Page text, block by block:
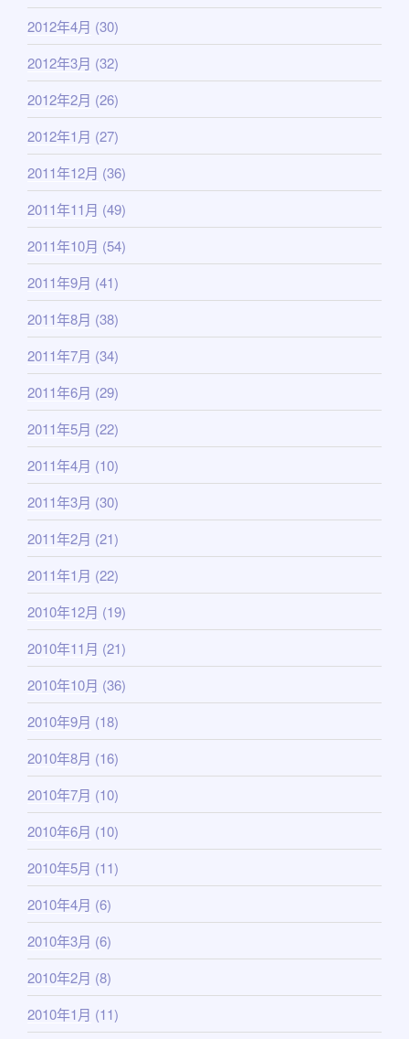
2012年4月 (30)
2012年3月 (32)
2012年2月 (26)
2012年1月 (27)
2011年12月 (36)
2011年11月 (49)
2011年10月 (54)
2011年9月 (41)
2011年8月 (38)
2011年7月 (34)
2011年6月 (29)
2011年5月 (22)
2011年4月 (10)
2011年3月 (30)
2011年2月 (21)
2011年1月 (22)
2010年12月 (19)
2010年11月 (21)
2010年10月 (36)
2010年9月 (18)
2010年8月 (16)
2010年7月 (10)
2010年6月 (10)
2010年5月 (11)
2010年4月 (6)
2010年3月 (6)
2010年2月 (8)
2010年1月 (11)